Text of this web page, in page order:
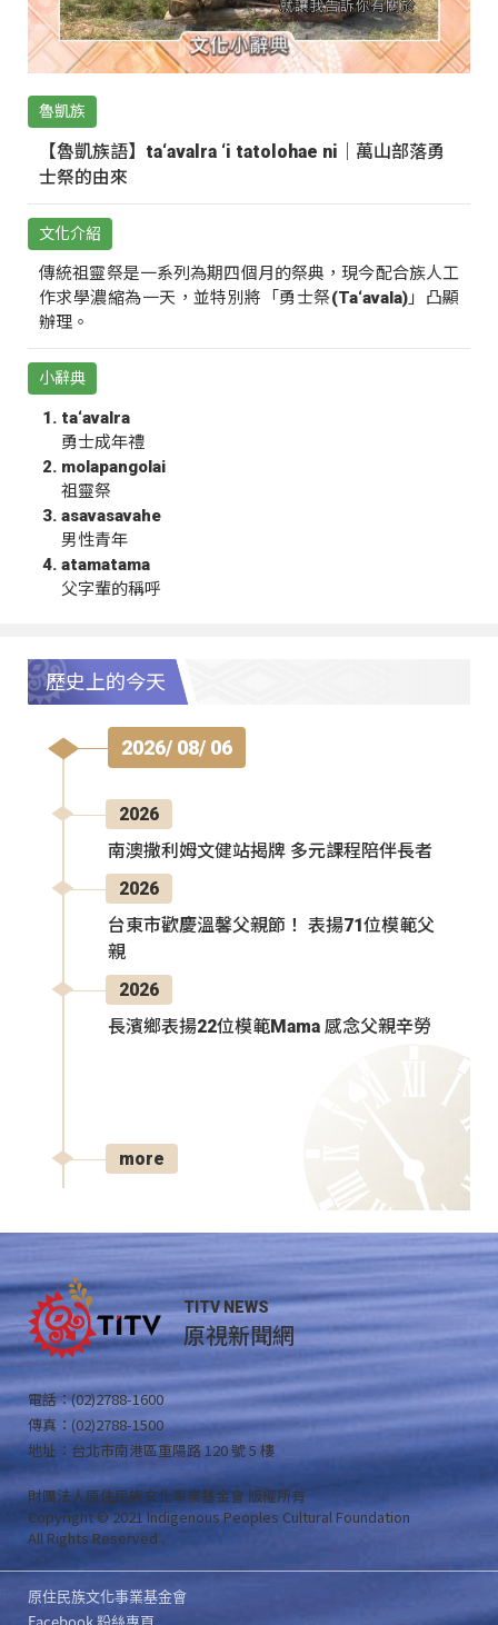
魯凱族
【魯凱族語】ta‘avalra ‘i tatolohae ni｜萬山部落勇
士祭的由來
文化介紹
傳統祖靈祭是一系列為期四個月的祭典，現今配合族人工
作求學濃縮為一天，並特別將「勇士祭(Ta‘avala)」凸顯
辦理。
小辭典
ta‘avalra
勇士成年禮
molapangolai
祖靈祭
asavasavahe
男性青年
atamatama
父字輩的稱呼
歷史上的今天
2026/ 08/ 06
2026
南澳撒利姆文健站揭牌 多元課程陪伴長者
2026
台東市歡慶溫馨父親節！ 表揚71位模範父
親
2026
長濱鄉表揚22位模範Mama 感念父親辛勞
more
TITV NEWS
原視新聞網
電話：(02)2788-1600
傳真：(02)2788-1500
地址：台北市南港區重陽路 120 號 5 樓
財團法人原住民族文化事業基金會 版權所有
Copyright © 2021 Indigenous Peoples Cultural Foundation
All Rights Reserved .
原住民族文化事業基金會